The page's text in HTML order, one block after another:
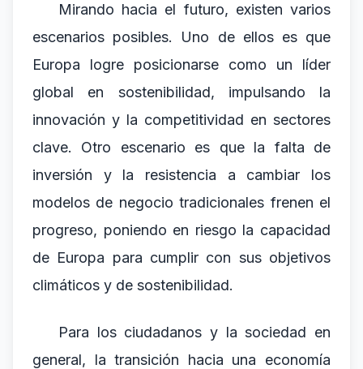
Mirando hacia el futuro, existen varios
escenarios posibles. Uno de ellos es que
Europa logre posicionarse como un líder
global en sostenibilidad, impulsando la
innovación y la competitividad en sectores
clave. Otro escenario es que la falta de
inversión y la resistencia a cambiar los
modelos de negocio tradicionales frenen el
progreso, poniendo en riesgo la capacidad
de Europa para cumplir con sus objetivos
climáticos y de sostenibilidad.
Para los ciudadanos y la sociedad en
general, la transición hacia una economía